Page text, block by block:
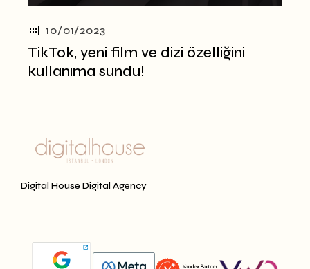
10/01/2023
TikTok, yeni film ve dizi özelliğini
kullanıma sundu!
Digital House Digital Agency